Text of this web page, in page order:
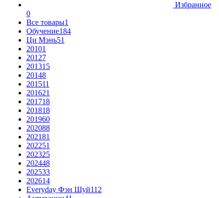
Избранное
0
Все товары1
Обучение184
Ци Мэнь51
20101
20127
201315
20148
201511
201621
201718
201818
201960
202088
202181
202251
202325
202448
202533
202614
Everyday Фэн Шуй112